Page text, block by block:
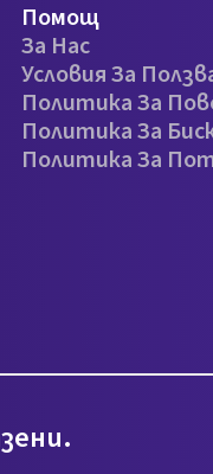
Помощ
За Нас
Условия За
Политика За
Политика За
Политика За